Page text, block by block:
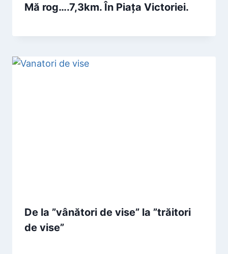
Mă rog….7,3km. În Piaţa Victoriei.
De la ”vânători de vise” la ”trăitori
de vise”